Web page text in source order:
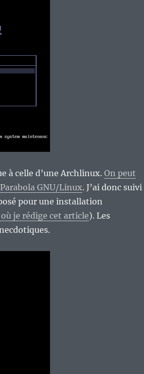
à celle d’une Archlinux. On peut
GNU/Linux. J’ai donc suivi
pour une installation
je rédige cet article). Les